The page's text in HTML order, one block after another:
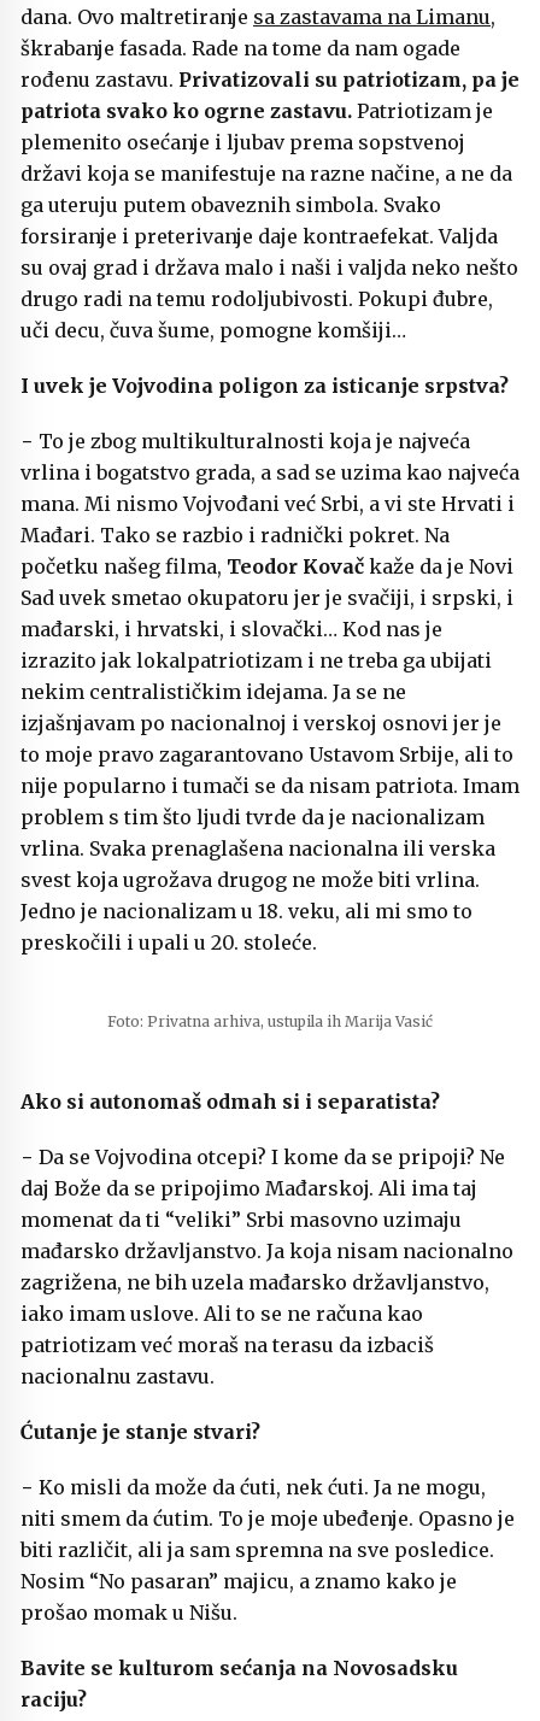
dana. Ovo maltretiranje sa zastavama na Limanu,
škrabanje fasada. Rade na tome da nam ogade
rođenu zastavu. Privatizovali su patriotizam, pa je
patriota svako ko ogrne zastavu. Patriotizam je
plemenito osećanje i ljubav prema sopstvenoj
državi koja se manifestuje na razne načine, a ne da
ga uteruju putem obaveznih simbola. Svako
forsiranje i preterivanje daje kontraefekat. Valjda
su ovaj grad i država malo i naši i valjda neko nešto
drugo radi na temu rodoljubivosti. Pokupi đubre,
uči decu, čuva šume, pomogne komšiji…
I uvek je Vojvodina poligon za isticanje srpstva?
− To je zbog multikulturalnosti koja je najveća
vrlina i bogatstvo grada, a sad se uzima kao najveća
mana. Mi nismo Vojvođani već Srbi, a vi ste Hrvati i
Mađari. Tako se razbio i radnički pokret. Na
početku našeg filma, Teodor Kovač kaže da je Novi
Sad uvek smetao okupatoru jer je svačiji, i srpski, i
mađarski, i hrvatski, i slovački… Kod nas je
izrazito jak lokalpatriotizam i ne treba ga ubijati
nekim centralističkim idejama. Ja se ne
izjašnjavam po nacionalnoj i verskoj osnovi jer je
to moje pravo zagarantovano Ustavom Srbije, ali to
nije popularno i tumači se da nisam patriota. Imam
problem s tim što ljudi tvrde da je nacionalizam
vrlina. Svaka prenaglašena nacionalna ili verska
svest koja ugrožava drugog ne može biti vrlina.
Jedno je nacionalizam u 18. veku, ali mi smo to
preskočili i upali u 20. stoleće.
Foto: Privatna arhiva, ustupila ih Marija Vasić
Ako si autonomaš odmah si i separatista?
− Da se Vojvodina otcepi? I kome da se pripoji? Ne
daj Bože da se pripojimo Mađarskoj. Ali ima taj
momenat da ti “veliki” Srbi masovno uzimaju
mađarsko državljanstvo. Ja koja nisam nacionalno
zagrižena, ne bih uzela mađarsko državljanstvo,
iako imam uslove. Ali to se ne računa kao
patriotizam već moraš na terasu da izbaciš
nacionalnu zastavu.
Ćutanje je stanje stvari?
− Ko misli da može da ćuti, nek ćuti. Ja ne mogu,
niti smem da ćutim. To je moje ubeđenje. Opasno je
biti različit, ali ja sam spremna na sve posledice.
Nosim “No pasaran” majicu, a znamo kako je
prošao momak u Nišu.
Bavite se kulturom sećanja na Novosadsku
raciju?